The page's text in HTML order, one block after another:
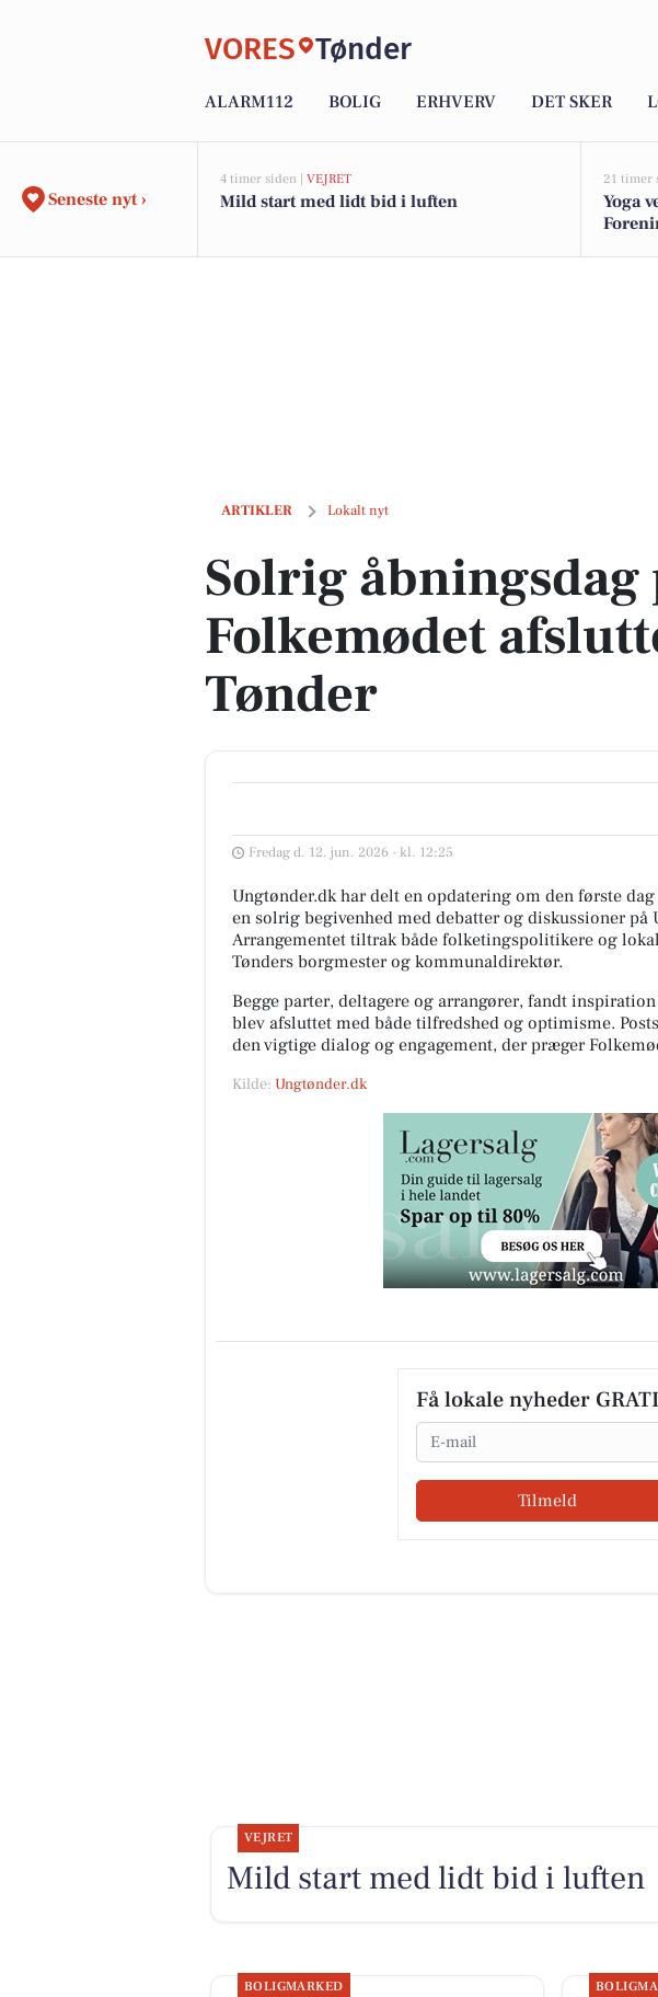
VORES Tønder
ALARM112 BOLIG ERHVERV DET SKER
Seneste nyt ›
4 timer siden | VEJRET
Mild start med lidt bid i luften
21 timer
Yoga
ARTIKLER Lokalt nyt
Solrig åbningsdag på Folkemødet afsluttet i Tønder
Solrig åbningsdag
Folkemødet
Tønder
Fredag d. 12. jun. 2026 - kl. 12:25
Ungtønder.dk har delt en opdatering om den første
en solrig begivenhed med debatter og diskussioner på
Arrangementet tiltrak både folketingspolitikere og
Tønders borgmester og kommunaldirektør.
Begge parter, deltagere og arrangører, fandt
blev afsluttet med både tilfredshed og optimisme.
den vigtige dialog og engagement, der præger
Kilde: Ungtønder.dk
Få lokale nyheder
Email
Tilmeld
VEJRET
Mild start med lidt bid i luften
BOLIGMARKED